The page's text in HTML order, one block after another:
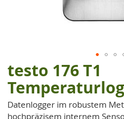
Zum
Anfang
der
Bildgalerie
springen
testo 176 T1
Datenlogger im robustem
hochpräzisem internem